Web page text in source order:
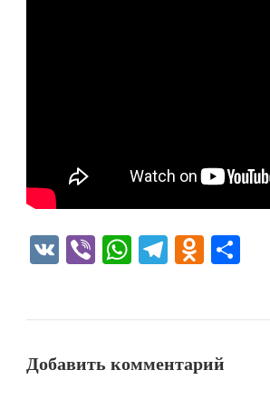
VK ViberWhatsApp
Добавить комментарий